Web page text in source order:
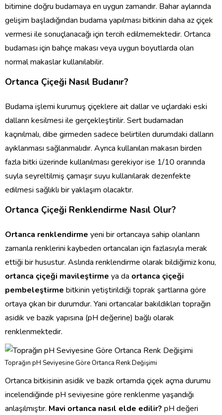
bitimine doğru budamaya en uygun zamandır. Bahar aylarında
gelişim başladığından budama yapılması bitkinin daha az çiçek
vermesi ile sonuçlanacağı için tercih edilmemektedir. Ortanca
budaması için bahçe makası veya uygun boyutlarda olan
normal makaslar kullanılabilir.
Ortanca Çiçeği Nasıl Budanır?
Budama işlemi kurumuş çiçeklere ait dallar ve uçlardaki eski
dalların kesilmesi ile gerçekleştirilir. Sert budamadan
kaçınılmalı, dibe girmeden sadece belirtilen durumdaki dalların
ayıklanması sağlanmalıdır. Ayrıca kullanılan makasın birden
fazla bitki üzerinde kullanılması gerekiyor ise 1/10 oranında
suyla seyreltilmiş çamaşır suyu kullanılarak dezenfekte
edilmesi sağlıklı bir yaklaşım olacaktır.
Ortanca Çiçeği Renklendirme Nasıl Olur?
Ortanca renklendirme yeni bir ortancaya sahip olanların
zamanla renklerini kaybeden ortancaları için fazlasıyla merak
ettiği bir husustur. Aslında renklendirme olarak bildiğimiz konu,
ortanca çiçeği mavileştirme ya da ortanca çiçeği
pembeleştirme bitkinin yetiştirildiği toprak şartlarına göre
ortaya çıkan bir durumdur. Yani ortancalar bakıldıkları toprağın
asidik ve bazik yapısına (pH değerine) bağlı olarak
renklenmektedir.
Toprağın pH Seviyesine Göre Ortanca Renk Değişimi
Ortanca bitkisinin asidik ve bazik ortamda çiçek açma durumu
incelendiğinde pH seviyesine göre renklenme yaşandığı
anlaşılmıştır. Mavi ortanca nasıl elde edilir? pH değeri